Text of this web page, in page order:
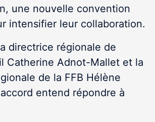
une nouvelle convention
intensifier leur collaboration.
directrice régionale de
Catherine Adnot-Mallet et la
de la FFB Hélène
entend répondre à